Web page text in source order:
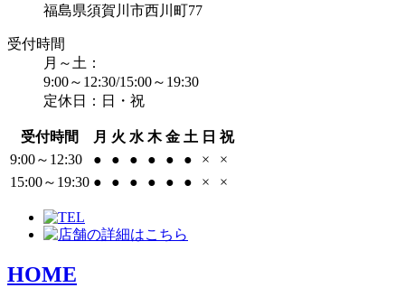
福島県須賀川市西川町77
受付時間
月～土：
9:00～12:30/15:00～19:30
定休日：日・祝
受付時間 月 火 水 木 金 土 日 祝
9:00～12:30
● ● ● ● ● ● ×
×
15:00～19:30 ● ● ● ● ● ● × ×
HOME